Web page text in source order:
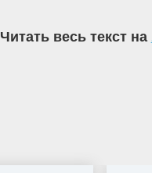
Читать весь текст на